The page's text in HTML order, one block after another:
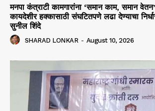
मनपा कंत्राटी कामगारांना ‘समान काम, समान
कायदेशीर हक्कासाठी संघटितपणे लढा देण्याचा
सुनील शिंदे
SHARAD LONKAR - August 10, 2026